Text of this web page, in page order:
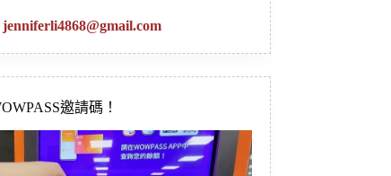
jenniferli4868@gmail.com
邀請碼！